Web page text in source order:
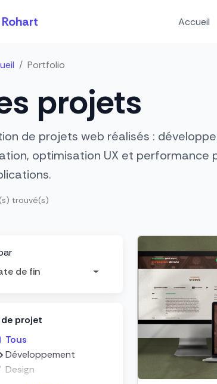
Accueil
Portfolio
projets
de projets web réalisés :
optimisation UX et performance
trouvé(s)
de fin
de projet
Tous
Développement
Design